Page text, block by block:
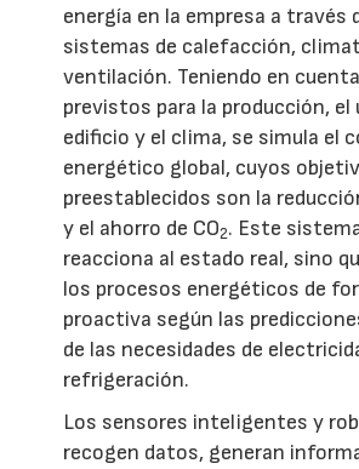
energía en la empresa a través
sistemas de calefacción,
ventilación. Teniendo en
previstos para la producción, el
edificio y el clima, se simula el
energético global, cuyos
preestablecidos son la
y el ahorro de CO2. Este
reacciona al estado real, sino
los procesos energéticos de
proactiva según las
de las necesidades de
refrigeración.
Los sensores inteligentes y
recogen datos, generan